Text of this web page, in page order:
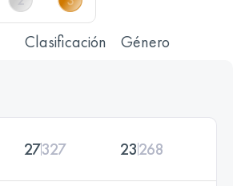
Clasificación Género
27327 23268